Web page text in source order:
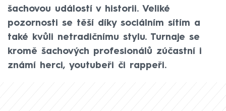
šachovou událostí v historii. Veliké
pozornosti se těší díky sociálním sítím a
také kvůli netradičnímu stylu. Turnaje se
kromě šachových profesionálů zúčastní i
známí herci, youtubeři či rappeři.